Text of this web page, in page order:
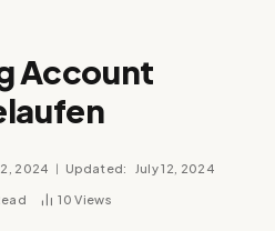
Account
2024 Updated: July 12, 2024
10Views